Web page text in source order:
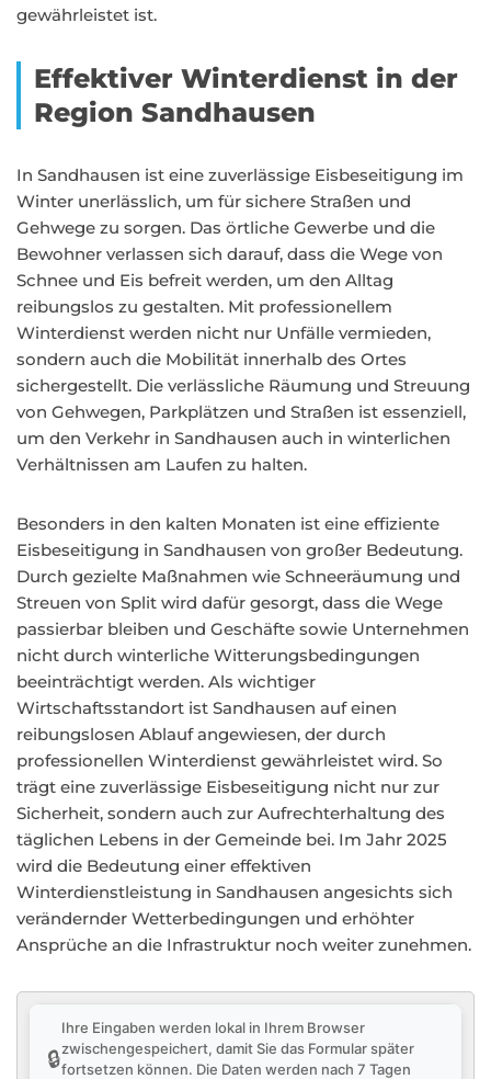
gewährleistet ist.
Effektiver Winterdienst in der
Region Sandhausen
In Sandhausen ist eine zuverlässige Eisbeseitigung im
Winter unerlässlich, um für sichere Straßen und
Gehwege zu sorgen. Das örtliche Gewerbe und die
Bewohner verlassen sich darauf, dass die Wege von
Schnee und Eis befreit werden, um den Alltag
reibungslos zu gestalten. Mit professionellem
Winterdienst werden nicht nur Unfälle vermieden,
sondern auch die Mobilität innerhalb des Ortes
sichergestellt. Die verlässliche Räumung und Streuung
von Gehwegen, Parkplätzen und Straßen ist essenziell,
um den Verkehr in Sandhausen auch in winterlichen
Verhältnissen am Laufen zu halten.
Besonders in den kalten Monaten ist eine effiziente
Eisbeseitigung in Sandhausen von großer Bedeutung.
Durch gezielte Maßnahmen wie Schneeräumung und
Streuen von Split wird dafür gesorgt, dass die Wege
passierbar bleiben und Geschäfte sowie Unternehmen
nicht durch winterliche Witterungsbedingungen
beeinträchtigt werden. Als wichtiger
Wirtschaftsstandort ist Sandhausen auf einen
reibungslosen Ablauf angewiesen, der durch
professionellen Winterdienst gewährleistet wird. So
trägt eine zuverlässige Eisbeseitigung nicht nur zur
Sicherheit, sondern auch zur Aufrechterhaltung des
täglichen Lebens in der Gemeinde bei. Im Jahr 2025
wird die Bedeutung einer effektiven
Winterdienstleistung in Sandhausen angesichts sich
verändernder Wetterbedingungen und erhöhter
Ansprüche an die Infrastruktur noch weiter zunehmen.
🔒
Ihre Eingaben werden lokal in Ihrem Browser
zwischengespeichert, damit Sie das Formular später
fortsetzen können. Die Daten werden nach 7 Tagen